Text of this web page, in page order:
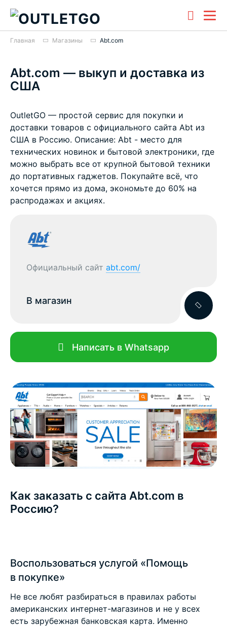
Главная Магазины Abt.com
Abt.com — выкуп и доставка из
США
OutletGO — простой сервис для покупки и
доставки товаров с официального сайта Abt из
США в Россию. Описание: Abt - место для
технических новинок и бытовой электроники, где
можно выбрать все от крупной бытовой техники
до портативных гаджетов. Покупайте всё, что
хочется прямо из дома, экономьте до 60% на
распродажах и акциях.
Официальный сайт abt.com/
В магазин
Написать в Whatsapp
Как заказать с сайта Abt.com в
Россию?
Воспользоваться услугой «Помощь
в покупке»
Не все любят разбираться в правилах работы
американских интернет-магазинов и не у всех
есть зарубежная банковская карта. Именно